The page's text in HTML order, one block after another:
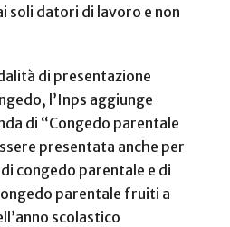
soli datori di lavoro e non
di presentazione
l’Inps aggiunge
di “Congedo parentale
presentata anche per
congedo parentale e di
parentale fruiti a
scolastico